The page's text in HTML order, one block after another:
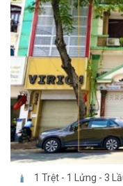
1 Trệt - 1 Lửng - 3